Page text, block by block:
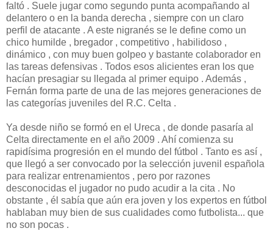
faltó . Suele jugar como segundo punta acompañando al
delantero o en la banda derecha , siempre con un claro
perfil de atacante . A este nigranés se le define como un
chico humilde , bregador , competitivo , habilidoso ,
dinámico , con muy buen golpeo y bastante colaborador en
las tareas defensivas . Todos esos alicientes eran los que
hacían presagiar su llegada al primer equipo . Además ,
Fernán forma parte de una de las mejores generaciones de
las categorías juveniles del R.C. Celta .
Ya desde niño se formó en el Ureca , de donde pasaría al
Celta directamente en el año 2009 . Ahí comienza su
rapidísima progresión en el mundo del fútbol . Tanto es así ,
que llegó a ser convocado por la selección juvenil española
para realizar entrenamientos , pero por razones
desconocidas el jugador no pudo acudir a la cita . No
obstante , él sabía que aún era joven y los expertos en fútbol
hablaban muy bien de sus cualidades como futbolista... que
no son pocas .